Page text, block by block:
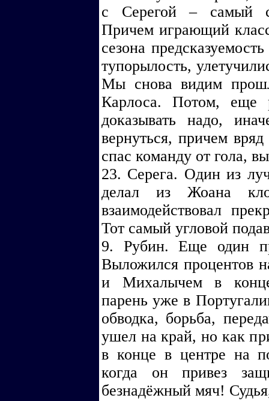
с Серегой – самый
Причем играющий
сезона
тупорылость,
Мы снова видим
Карлоса. Потом, еще
доказывать надо,
вернуться, причем
спас команду от гола,
23. Серега. Один из
делал из Жоана
взаимодействовал
Тот самый угловой
9. Рубин. Еще один
Выложился процентов
и Михалычем в
парень уже в
обводка, борьба,
ушел на край, но как
в конце в центре на
когда он привез
безнадёжный мяч!